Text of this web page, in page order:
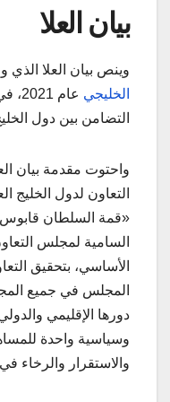
بيان العلا
وينص بيان العلا الذي
الخليجي
عام
التضامن بين دول
واحتوت مقدمة بيان
التعاون لدول الخليج
«قمة السلطان قابوس
السامية لمجلس
الأساسي، بتحقيق
المجلس في جميع
دورها الإقليمي
وسياسية واحدة
والاستقرار والرخاء